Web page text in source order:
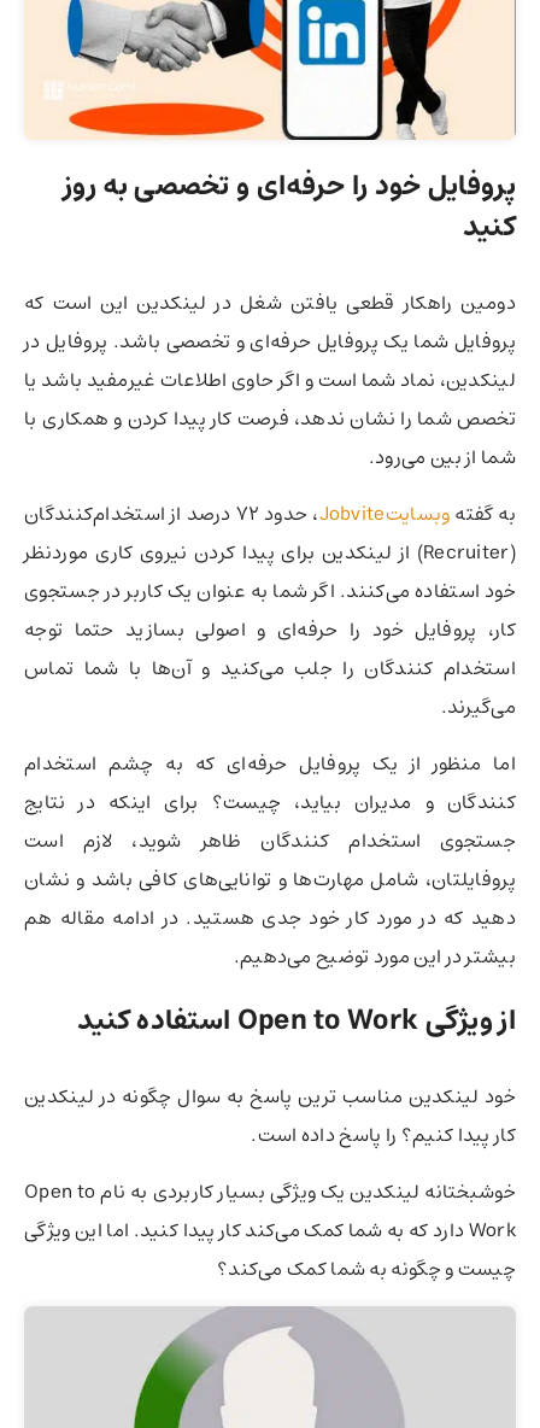
پروفایل خود را حرفه‌ای و تخصصی به روز
کنید
دومین راهکار قطعی یافتن شغل در لینکدین این است که
پروفایل شما یک پروفایل حرفه‌ای و تخصصی باشد. پروفایل در
لینکدین،‌ نماد شما است و اگر حاوی اطلاعات غیرمفید باشد یا
تخصص شما را نشان ندهد،‌ فرصت کار پیدا کردن و همکاری با
شما از بین می‌رود.
به گفتهوبسایتJobvite
، حدود 72 درصد از استخدام‌کنندگان
(Recruiter) از لینکدین برای پیدا کردن نیروی کاری موردنظر
خود استفاده می‌کنند. اگر شما به عنوان یک کاربر در جستجوی
کار،‌ پروفایل خود را حرفه‌ای و اصولی بسازید حتما توجه
استخدام کنندگان را جلب می‌کنید و آن‌ها با شما تماس
می‌گیرند.
اما منظور از یک پروفایل حرفه‌ای که به چشم استخدام
کنندگان و مدیران بیاید، چیست؟ برای اینکه در نتایج
جستجوی استخدام کنندگان ظاهر شوید،‌ لازم است
پروفایلتان،‌ شامل مهارت‌ها و توانایی‌های کافی باشد و نشان
دهید که در مورد کار خود جدی هستید. در ادامه مقاله هم
بیشتر در این مورد توضیح می‌دهیم.
از ویژگی Open to Work استفاده کنید
خود لینکدین مناسب ترین پاسخ به سوال چگونه در لینکدین
کار پیدا کنیم؟ را پاسخ داده است.
خوشبختانه لینکدین یک ویژگی بسیار کاربردی به نام Open to
Work دارد که به شما کمک می‌کند کار پیدا کنید. اما این ویژگی
چیست و چگونه به شما کمک می‌کند؟